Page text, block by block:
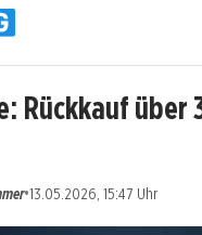
Rückkauf über
•13.05.2026, 15:47 Uhr